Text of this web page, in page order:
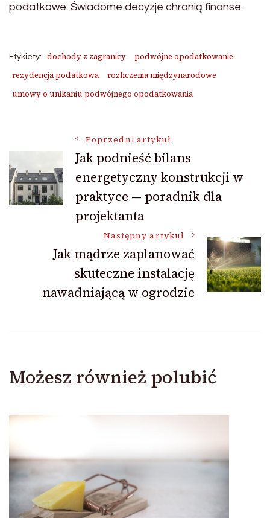
podatkowe. Świadome decyzje chronią finanse.
Etykiety: dochody z zagranicy
podwójne opodatkowanie
rezydencja podatkowa
rozliczenia międzynarodowe
umowy o unikaniu podwójnego opodatkowania
Nawigacja
wpisu
Poprzedni artykuł
Jak podnieść bilans
energetyczny konstrukcji w
praktyce — poradnik dla
projektanta
Następny artykuł
Jak mądrze zaplanować
skuteczne instalację
nawadniającą w ogrodzie
Możesz również polubić